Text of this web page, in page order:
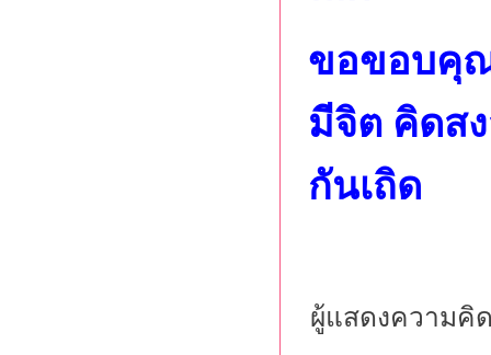
ขอขอบคุ
มีจิต คิดส
กันเถิด
ผู้แสดงความคิ